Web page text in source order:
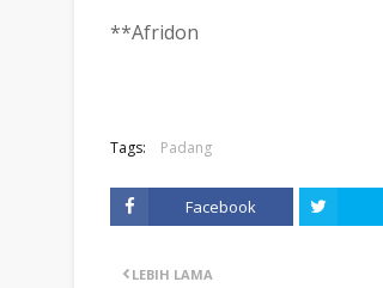
**Afridon
Tags: Padang
Facebook
LEBIH LAMA